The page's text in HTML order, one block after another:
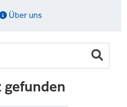
Über uns
gefunden